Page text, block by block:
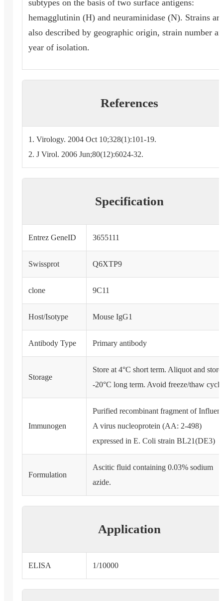
subtypes on the basis of two surface antigens:
hemagglutinin (H) and neuraminidase (N). Strains are
also described by geographic origin, strain number
year of isolation.
References
1. Virology. 2004 Oct 10;328(1):101-19.
2. J Virol. 2006 Jun;80(12):6024-32.
Specification
Entrez GeneID 3655111
Swissprot Q6XTP9
clone 9C11
Host/Isotype Mouse IgG1
Antibody Type Primary antibody
Storage
Store at 4°C short term. Aliquot and store
-20°C long term. Avoid freeze/thaw
Immunogen
Purified recombinant fragment of
A virus nucleoprotein (AA: 2-498)
expressed in E. Coli strain BL21(DE3)
Formulation
Ascitic fluid containing 0.03% sodium
azide.
Application
ELISA 1/10000